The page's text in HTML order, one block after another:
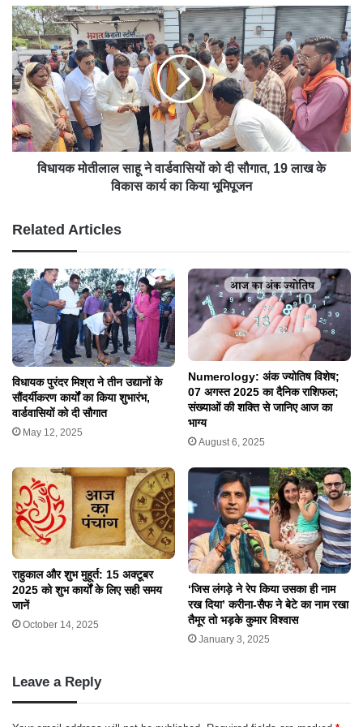
विधायक मोतीलाल साहू ने वार्डवासियों को दी सौगात, 19 लाख के
विकास कार्य का किया भूमिपूजन
Related Articles
विधायक पुरंदर मिश्रा ने तीन उद्यानों के
सौंदर्यीकरण कार्यों का किया शुभारंभ,
वार्डवासियों को दी सौगात
May 12, 2025
Numerology: अंक ज्योतिष विशेष;
07 अगस्त 2025 का दैनिक राशिफल;
संख्याओं की शक्ति से जानिए आज का
भाग्य
August 6, 2025
राहुकाल और शुभ मुहूर्त: 15 अक्टूबर
2025 को शुभ कार्यों के लिए सही समय
जानें
October 14, 2025
‘जिस लंगड़े ने रेप किया उसका ही नाम
रख दिया’ करीना-सैफ ने बेटे का नाम रखा
तैमूर तो भड़के कुमार विश्वास
January 3, 2025
Leave a Reply